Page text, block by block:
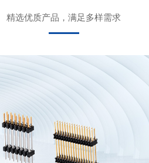
精选优质产品，满足多样需求